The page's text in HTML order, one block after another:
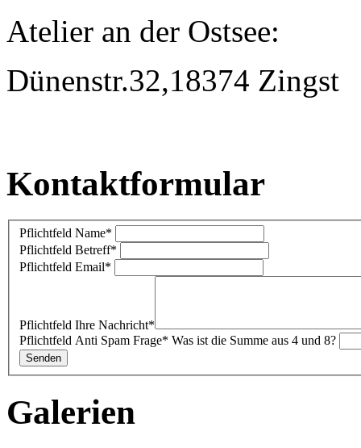
Atelier an der Ostsee:
Dünenstr.32,18374 Zingst
Kontaktformular
Pflichtfeld Name*
Pflichtfeld Betreff*
Pflichtfeld Email*
Pflichtfeld Ihre Nachricht*
Pflichtfeld Anti Spam Frage* Was ist die Summe aus 4 und 8?
Galerien